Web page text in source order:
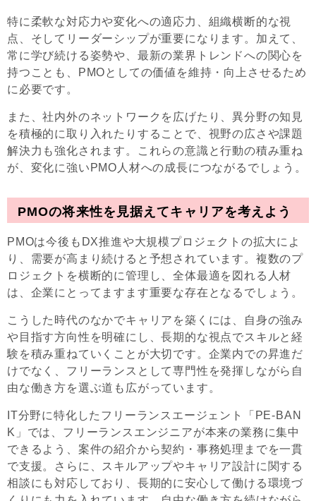
特に柔軟な対応力や変化への適応力、組織横断的な視
点、そしてリーダーシップが重要になります。加えて、
常に学び続ける姿勢や、最新の業界トレンドへの関心を
持つことも、PMOとしての価値を維持・向上させるため
に必要です。
また、社内外のネットワークを広げたり、異分野の知見
を積極的に取り入れたりすることで、視野の広さや課題
解決力も強化されます。これらの意識と行動の積み重ね
が、変化に強いPMO人材への成長につながるでしょう。
PMOの将来性を見据えてキャリアを考えよう
PMOは今後もDX推進や大規模プロジェクトの拡大によ
り、需要が高まり続けると予想されています。複数のプ
ロジェクトを横断的に管理し、全体最適を図れる人材
は、企業にとってますます重要な存在となるでしょう。
こうした時代のなかでキャリアを築くには、自身の強み
や目指す方向性を明確にし、長期的な視点でスキルと経
験を積み重ねていくことが大切です。企業内での昇進だ
けでなく、フリーランスとして専門性を発揮しながら自
由な働き方を選ぶ道も広がっています。
IT分野に特化したフリーランスエージェント「PE-BAN
K」では、フリーランスエンジニアが本来の業務に集中
できるよう、案件の紹介から契約・事務処理までを一貫
で支援。さらに、スキルアップやキャリア設計に関する
相談にも対応しており、長期的に安心して働ける環境づ